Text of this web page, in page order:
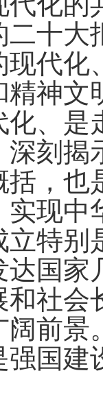
十
代
神文
、是
刻
，也
实现
立特
国家
社
前景
国建